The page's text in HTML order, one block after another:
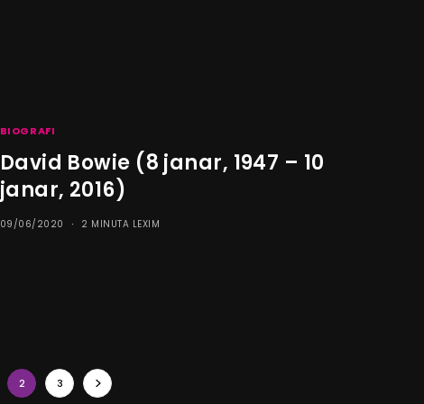
BIOGRAFI
David Bowie (8 janar, 1947 – 10
janar, 2016)
09/06/2020 2 MINUTA LEXIM
2 3